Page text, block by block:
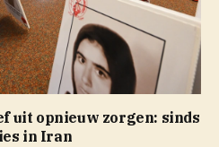
uit opnieuw zorgen: sinds
in Iran